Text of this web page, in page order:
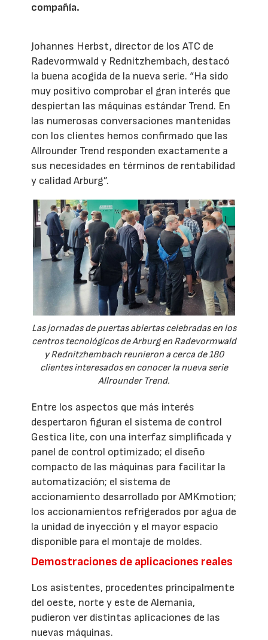
compañía.
Johannes Herbst, director de los ATC de
Radevormwald y Rednitzhembach, destacó
la buena acogida de la nueva serie. “Ha sido
muy positivo comprobar el gran interés que
despiertan las máquinas estándar Trend. En
las numerosas conversaciones mantenidas
con los clientes hemos confirmado que las
Allrounder Trend responden exactamente a
sus necesidades en términos de rentabilidad
y calidad Arburg”.
Las jornadas de puertas abiertas celebradas en los
centros tecnológicos de Arburg en Radevormwald
y Rednitzhembach reunieron a cerca de 180
clientes interesados en conocer la nueva serie
Allrounder Trend.
Entre los aspectos que más interés
despertaron figuran el sistema de control
Gestica lite, con una interfaz simplificada y
panel de control optimizado; el diseño
compacto de las máquinas para facilitar la
automatización; el sistema de
accionamiento desarrollado por AMKmotion;
los accionamientos refrigerados por agua de
la unidad de inyección y el mayor espacio
disponible para el montaje de moldes.
Demostraciones de aplicaciones reales
Los asistentes, procedentes principalmente
del oeste, norte y este de Alemania,
pudieron ver distintas aplicaciones de las
nuevas máquinas.